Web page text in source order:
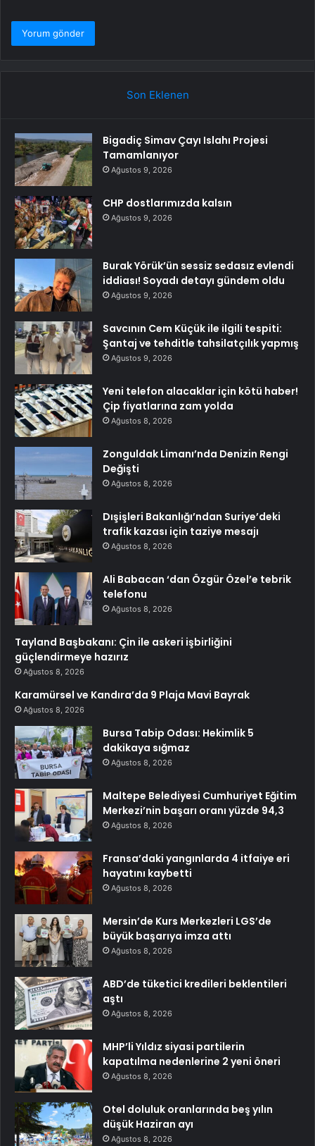
Son Eklenen
Bigadiç Simav Çayı Islahı Projesi
Tamamlanıyor
Ağustos 9, 2026
CHP dostlarımızda kalsın
Ağustos 9, 2026
Burak Yörük’ün sessiz sedasız evlendi
iddiası! Soyadı detayı gündem oldu
Ağustos 9, 2026
Savcının Cem Küçük ile ilgili tespiti:
Şantaj ve tehditle tahsilatçılık yapmış
Ağustos 9, 2026
Yeni telefon alacaklar için kötü haber!
Çip fiyatlarına zam yolda
Ağustos 8, 2026
Zonguldak Limanı’nda Denizin Rengi
Değişti
Ağustos 8, 2026
Dışişleri Bakanlığı’ndan Suriye’deki
trafik kazası için taziye mesajı
Ağustos 8, 2026
Ali Babacan ‘dan Özgür Özel’e tebrik
telefonu
Ağustos 8, 2026
Tayland Başbakanı: Çin ile askeri işbirliğini
güçlendirmeye hazırız
Ağustos 8, 2026
Karamürsel ve Kandıra’da 9 Plaja Mavi Bayrak
Ağustos 8, 2026
Bursa Tabip Odası: Hekimlik 5
dakikaya sığmaz
Ağustos 8, 2026
Maltepe Belediyesi Cumhuriyet Eğitim
Merkezi’nin başarı oranı yüzde 94,3
Ağustos 8, 2026
Fransa’daki yangınlarda 4 itfaiye eri
hayatını kaybetti
Ağustos 8, 2026
Mersin’de Kurs Merkezleri LGS’de
büyük başarıya imza attı
Ağustos 8, 2026
ABD’de tüketici kredileri beklentileri
aştı
Ağustos 8, 2026
MHP’li Yıldız siyasi partilerin
kapatılma nedenlerine 2 yeni öneri
Ağustos 8, 2026
Otel doluluk oranlarında beş yılın
düşük Haziran ayı
Ağustos 8, 2026